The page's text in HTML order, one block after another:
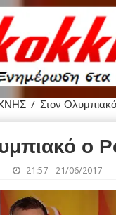
/ Στον
ο
21:57 - 21/06/2017